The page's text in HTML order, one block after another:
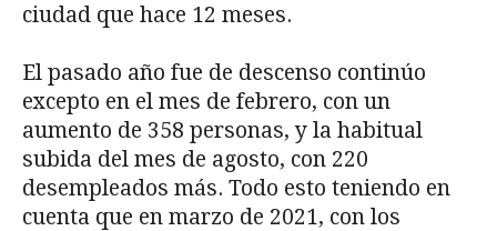
ciudad que hace 12 meses.
El pasado año fue de descenso continúo
excepto en el mes de febrero, con un
aumento de 358 personas, y la habitual
subida del mes de agosto, con 220
desempleados más. Todo esto teniendo en
cuenta que en marzo de 2021, con los